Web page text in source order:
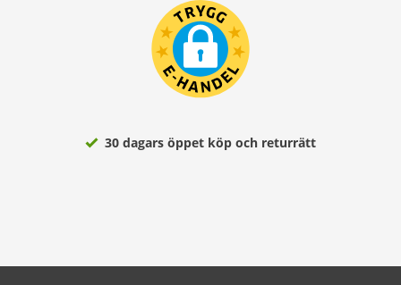
30 dagars öppet köp och returrätt